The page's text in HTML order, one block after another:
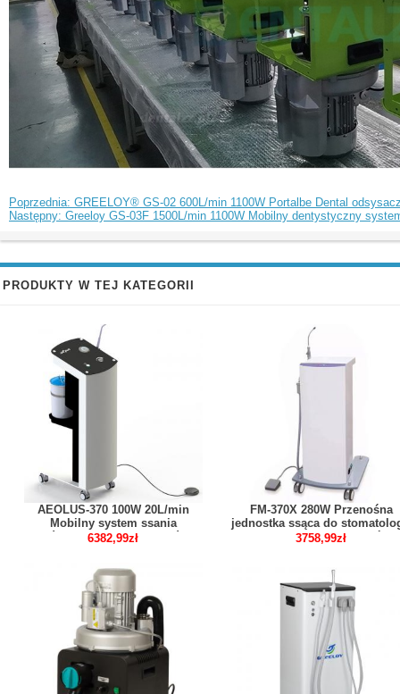
Poprzednia: GREELOY® GS-02 600L/min 1100W Portalbe Dental
Następny: Greeloy GS-03F 1500L/min 1100W Mobilny dentystyczny
PRODUKTY W TEJ KATEGORII
AEOLUS-370 100W 20L/min
Mobilny system ssania
próżniowego do implantów
6382,99zł
FM-370X 280W Przenośna
jednostka ssąca do
Urządzenie do aspiracji
3758,99zł